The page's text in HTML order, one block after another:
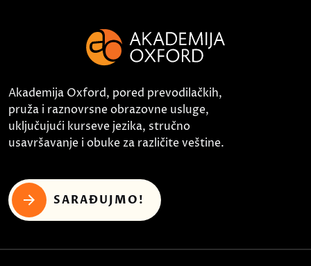
Akademija Oxford, pored prevodilačkih,
pruža i raznovrsne obrazovne usluge,
uključujući kurseve jezika, stručno
usavršavanje i obuke za različite veštine.
SARAĐUJMO!